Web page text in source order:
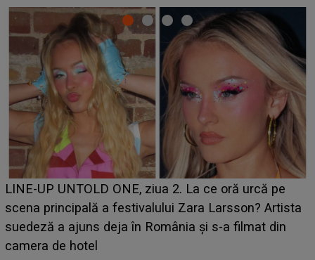
Ce a dezvăluit noua concurentă din "Casa Iubirii" l-a
luat prin surprindere pe Emanuel. CINE ESTE
BĂIATUL VIZAT de Alexandra?! Aflându-se în fața
faptului împlinit, A RECUNOSCUT IMEDIAT: "Am